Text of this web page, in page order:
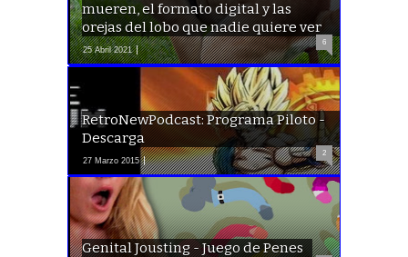
mueren, el formato digital y las
orejas del lobo que nadie quiere ver
25 Abril 2021
6
RetroNewPodcast: Programa Piloto -
Descarga
27 Marzo 2015
2
Genital Jousting - Juego de Penes